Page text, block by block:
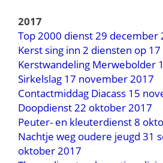
2017
Top 2000 dienst 29 december
Kerst sing inn 2 diensten op
Kerstwandeling Merwebolder
Sirkelslag 17 november 2017
Contactmiddag Diacass 15
Doopdienst 22 oktober 2017
Peuter- en kleuterdienst 8
Nachtje weg oudere jeugd 31
oktober 2017